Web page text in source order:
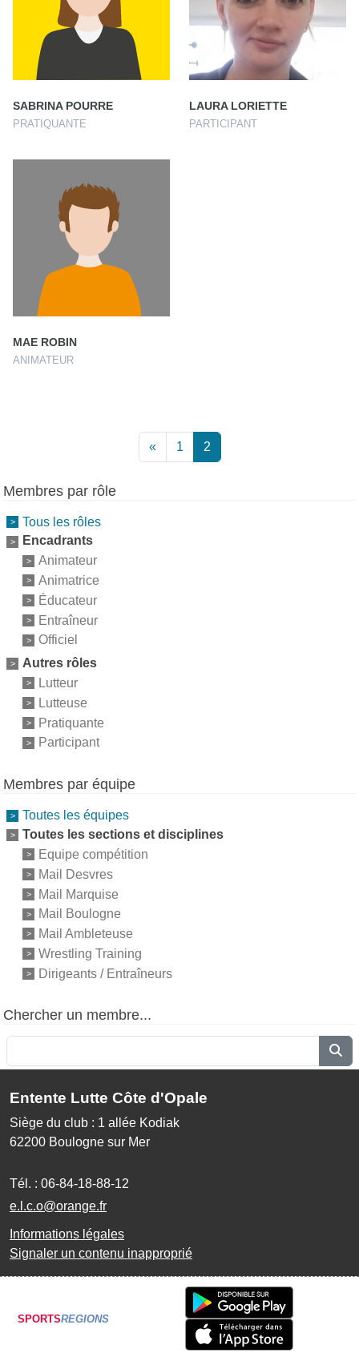
SABRINA POURRE
PRATIQUANTE
LAURA LORIETTE
PARTICIPANT
MAE ROBIN
ANIMATEUR
« 1 2
Membres par rôle
Tous les rôles
Encadrants
Animateur
Animatrice
Éducateur
Entraîneur
Officiel
Autres rôles
Lutteur
Lutteuse
Pratiquante
Participant
Membres par équipe
Toutes les équipes
Toutes les sections et disciplines
Equipe compétition
Mail Desvres
Mail Marquise
Mail Boulogne
Mail Ambleteuse
Wrestling Training
Dirigeants / Entraîneurs
Chercher un membre...
Entente Lutte Côte d'Opale
Siège du club : 1 allée Kodiak
62200 Boulogne sur Mer
Tél. : 06-84-18-88-12
e.l.c.o@orange.fr
Informations légales
Signaler un contenu inapproprié
SPORTSREGIONS